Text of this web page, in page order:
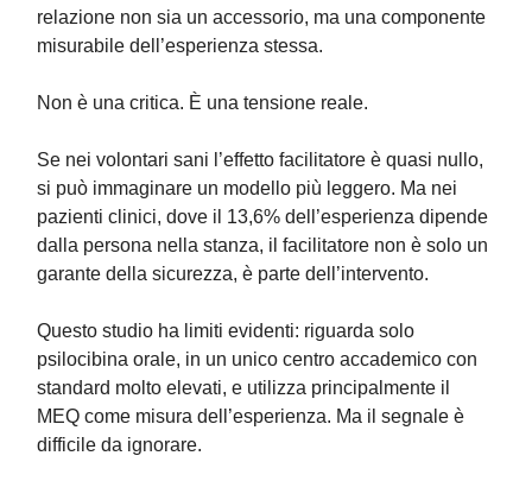
relazione non sia un accessorio, ma una componente
misurabile dell’esperienza stessa.
Non è una critica. È una tensione reale.
Se nei volontari sani l’effetto facilitatore è quasi nullo,
si può immaginare un modello più leggero. Ma nei
pazienti clinici, dove il 13,6% dell’esperienza dipende
dalla persona nella stanza, il facilitatore non è solo un
garante della sicurezza, è parte dell’intervento.
Questo studio ha limiti evidenti: riguarda solo
psilocibina orale, in un unico centro accademico con
standard molto elevati, e utilizza principalmente il
MEQ come misura dell’esperienza. Ma il segnale è
difficile da ignorare.